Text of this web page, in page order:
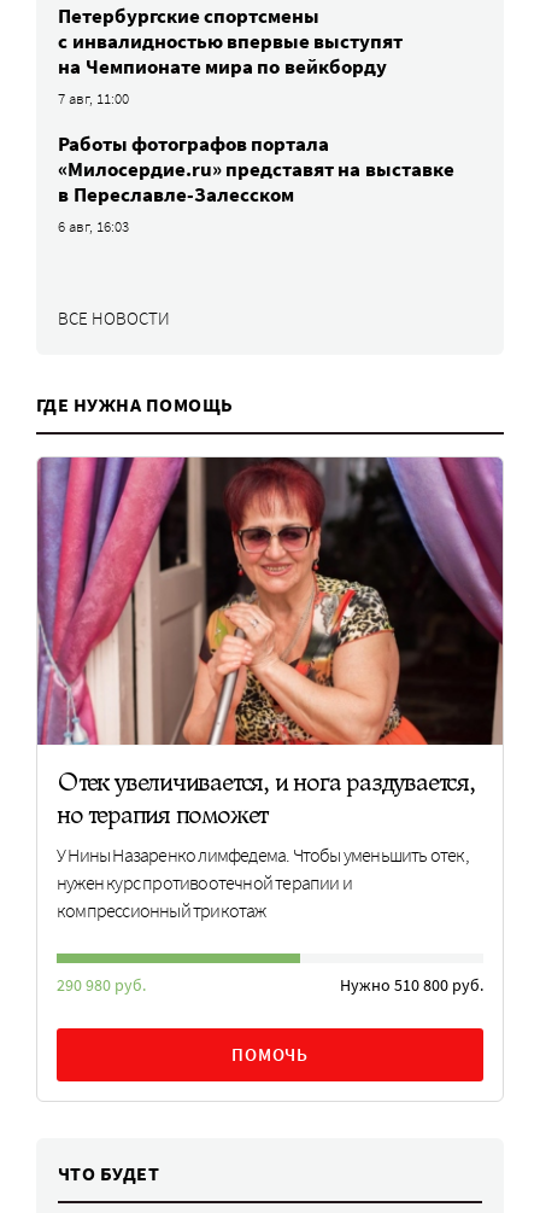
Петербургские спортсмены
c инвалидностью впервые выступят
на Чемпионате мира по вейкборду
7 авг, 11:00
Работы фотографов портала
«Милосердие.ru» представят на выставке
в Переславле-Залесском
6 авг, 16:03
ВСЕ НОВОСТИ
ГДЕ НУЖНА ПОМОЩЬ
Отек увеличивается, и нога раздувается,
но терапия поможет
У Нины Назаренко лимфедема. Чтобы уменьшить отек,
нужен курс противоотечной терапии и
компрессионный трикотаж
290 980 руб. Нужно 510 800 руб.
ПОМОЧЬ
ЧТО БУДЕТ